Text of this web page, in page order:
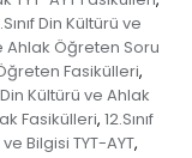
Din Kültürü ve
Ahlak Öğreten Soru
Fasikülleri,
Din Kültürü ve Ahlak
Fasikülleri, 12.Sınıf
ve Bilgisi TYT-AYT,